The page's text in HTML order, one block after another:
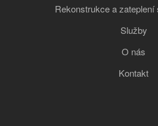
Rekonstrukce a
Služby
O nás
Kontakt